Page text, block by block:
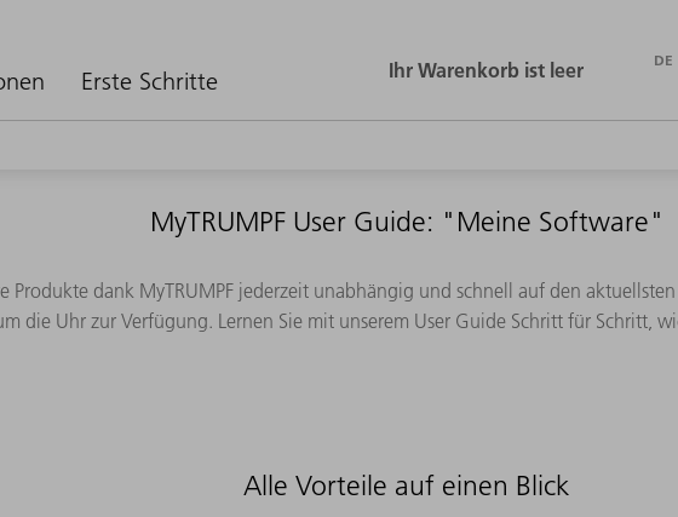
Erste Schritte
DE
MyTRUMPF User Guide: "Meine Software"
Produkte dank MyTRUMPF jederzeit unabhängig und schnell auf den
die Uhr zur Verfügung. Lernen Sie mit unserem User Guide Schritt für Schritt,
Alle Vorteile auf einen Blick